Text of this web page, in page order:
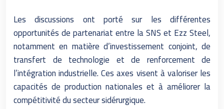
Les discussions ont porté sur les différentes
opportunités de partenariat entre la SNS et Ezz Steel,
notamment en matière d’investissement conjoint, de
transfert de technologie et de renforcement de
l’intégration industrielle. Ces axes visent à valoriser les
capacités de production nationales et à améliorer la
compétitivité du secteur sidérurgique.